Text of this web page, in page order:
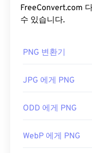
에 사용하기 적합
니메이션도 지원합
는개방형 포맷
PNG 파일을
일반적으로 PNG
어에서 열립니다.
있는 경우PNG-JPG
FreeConvert.com 다른 파일도
수 있습니다.
PNG 변환기
JPG 에게 PNG
ODD 에게 PNG
WebP 에게 PNG